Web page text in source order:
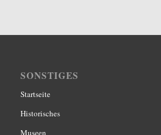
SONSTIGES
Startseite
Historisches
Museen